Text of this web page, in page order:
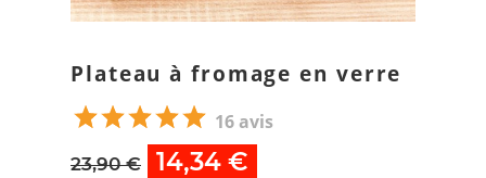
Plateau à fromage en verre
16 avis
23,90 € 14,34 €